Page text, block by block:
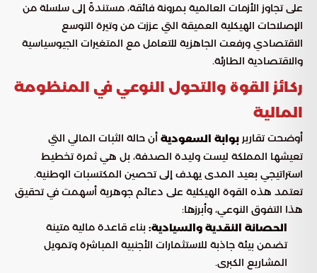
على تجاوز الأزمات العالمية بمرونة فائقة، مستندةً إلى سلسلة من
الإصلاحات الهيكلية العميقة التي عززت من وتيرة التوسع
الاقتصادي ورفعت الجاهزية للتعامل مع المتغيرات الجيوسياسية
والاقتصادية الطارئة.
ركائز القوة والتحول النوعي في المنظومة
المالية
أوضحت تقارير بوابة السعودية أن حالة الثبات المالي التي
تعيشها المملكة ليست وليدة الصدفة، بل هي ثمرة تخطيط
استراتيجي بعيد المدى يهدف إلى تحصين المكتسبات الوطنية.
تعتمد هذه القوة الهيكلية على دعائم جوهرية أسهمت في تحقيق
هذا التفوق النوعي، وأبرزها:
الحصانة النقدية والسيادية: بناء قاعدة مالية متينة
تضمن بيئة جاذبة للاستثمارات الأجنبية المباشرة وتمويل
المشاريع الكبرى.